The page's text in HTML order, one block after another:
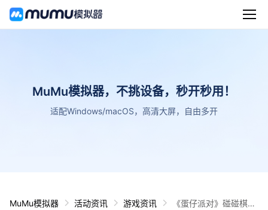
MuMu模拟器，不挑设备，秒开秒用！
适配Windows/macOS，高清大屏，自由多开
MuMu模拟器 活动资讯 游戏资讯
《蛋仔派对》碰碰棋强